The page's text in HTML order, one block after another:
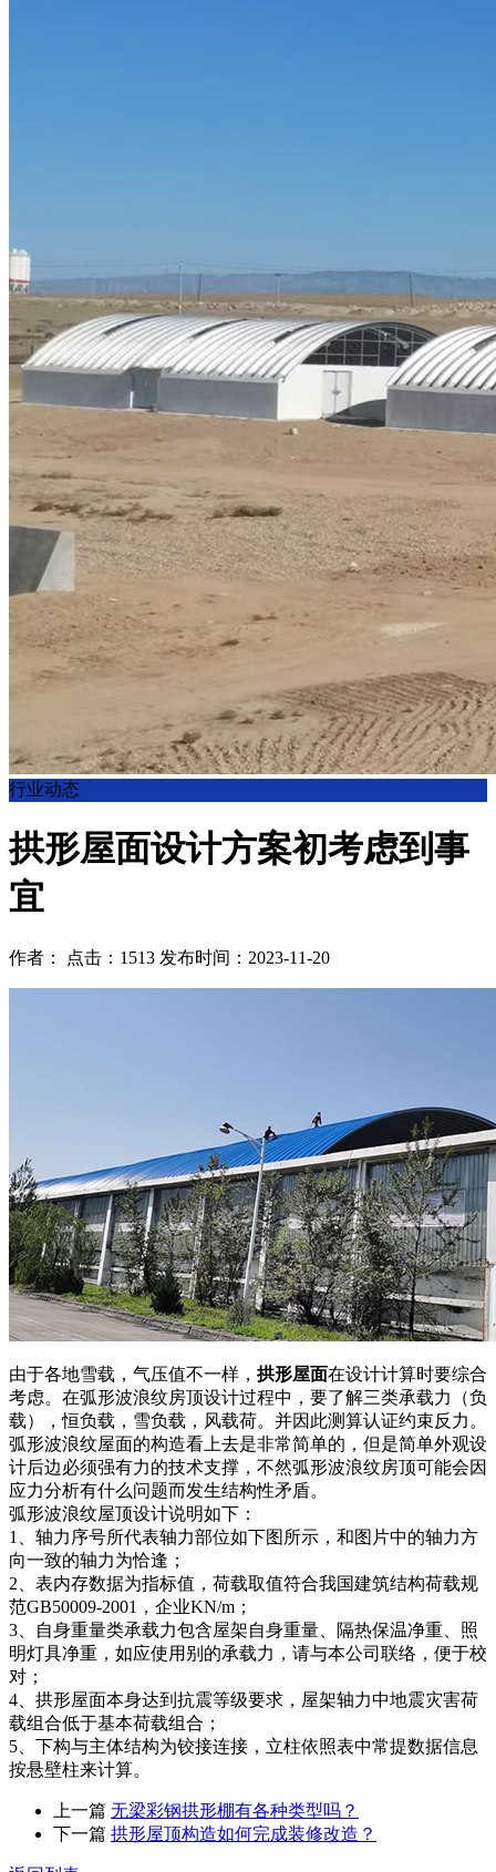
行业动态
拱形屋面设计方案初考虑到事
宜
作者： 点击：1513 发布时间：2023-11-20
由于各地雪载，气压值不一样， 拱形屋面在设计计算时要综合
考虑。在弧形波浪纹房顶设计过程中，要了解三类承载力（负
载），恒负载，雪负载，风载荷。并因此测算认证约束反力。
弧形波浪纹屋面的构造看上去是非常简单的，但是简单外观设
计后边必须强有力的技术支撑，不然弧形波浪纹房顶可能会因
应力分析有什么问题而发生结构性矛盾。
弧形波浪纹屋顶设计说明如下：
1、轴力序号所代表轴力部位如下图所示，和图片中的轴力方
向一致的轴力为恰逢；
2、表内存数据为指标值，荷载取值符合我国建筑结构荷载规
范GB50009-2001，企业KN/m；
3、自身重量类承载力包含屋架自身重量、隔热保温净重、照
明灯具净重，如应使用别的承载力，请与本公司联络，便于校
对；
4、拱形屋面本身达到抗震等级要求，屋架轴力中地震灾害荷
载组合低于基本荷载组合；
5、下构与主体结构为铰接连接，立柱依照表中常提数据信息
按悬壁柱来计算。
上一篇 无梁彩钢拱形棚有各种类型吗？
下一篇 拱形屋顶构造如何完成装修改造？